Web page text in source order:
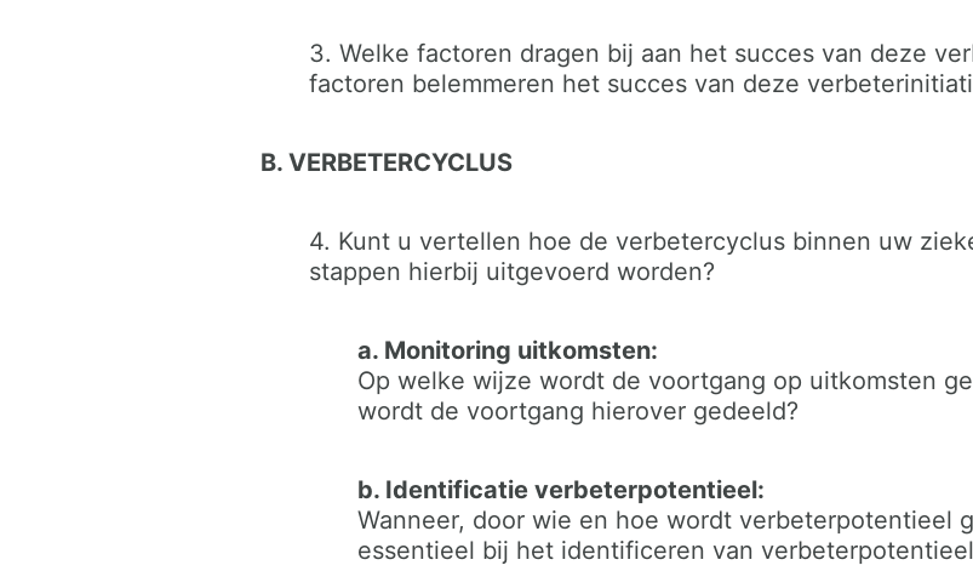
3. Welke factoren dragen bij aan het succes van deze
factoren belemmeren het succes van deze
B. VERBETERCYCLUS
4. Kunt u vertellen hoe de verbetercyclus binnen uw
stappen hierbij uitgevoerd worden?
a. Monitoring uitkomsten:
Op welke wijze wordt de voortgang op uitkomsten
wordt de voortgang hierover gedeeld?
b. Identificatie verbeterpotentieel:
Wanneer, door wie en hoe wordt verbeterpotentieel
essentieel bij het identificeren van